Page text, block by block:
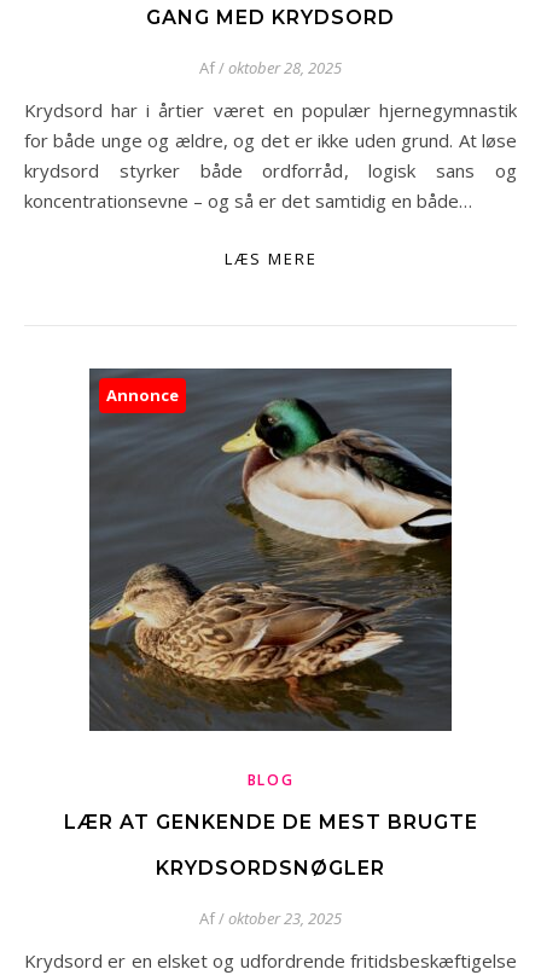
GANG MED KRYDSORD
Af/oktober 28, 2025
Krydsord har i årtier været en populær hjernegymnastik
for både unge og ældre, og det er ikke uden grund. At løse
krydsord styrker både ordforråd, logisk sans og
koncentrationsevne – og så er det samtidig en både…
LÆS MERE
Annonce
BLOG
LÆR AT GENKENDE DE MEST BRUGTE
KRYDSORDSNØGLER
Af/oktober 23, 2025
Krydsord er en elsket og udfordrende fritidsbeskæftigelse